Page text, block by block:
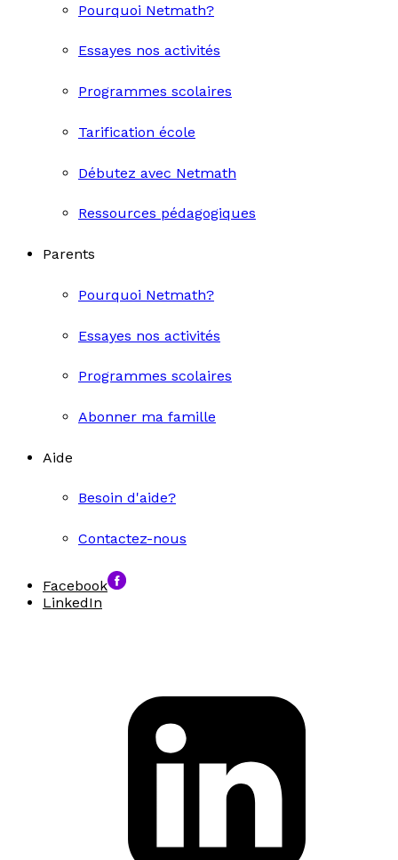
Pourquoi Netmath?
Essayes nos activités
Programmes scolaires
Tarification école
Débutez avec Netmath
Ressources pédagogiques
Parents
Pourquoi Netmath?
Essayes nos activités
Programmes scolaires
Abonner ma famille
Aide
Besoin d'aide?
Contactez-nous
Facebook
LinkedIn